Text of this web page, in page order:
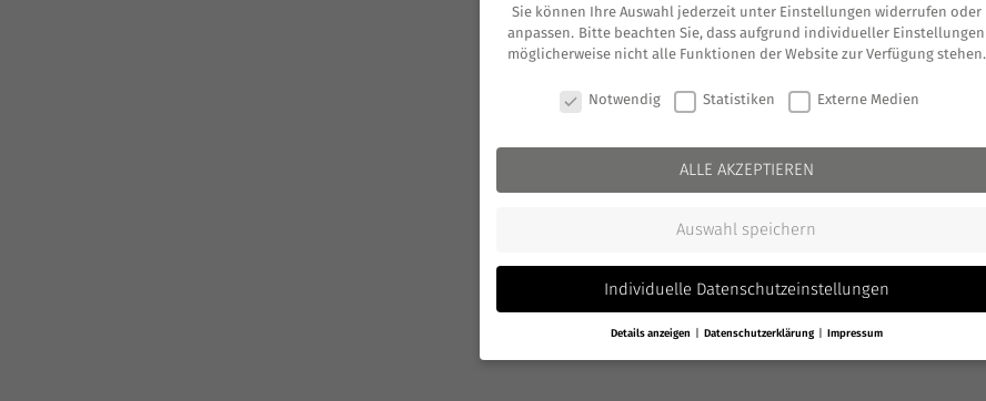
Sie können Ihre Auswahl jederzeit unter Einstellungen widerrufen oder
anpassen. Bitte beachten Sie, dass aufgrund individueller Einstellungen
möglicherweise nicht alle Funktionen der Website zur Verfügung stehen.
Notwendig
Statistiken Externe Medien
ALLE AKZEPTIEREN
Auswahl speichern
Individuelle Datenschutzeinstellungen
Details anzeigen Datenschutzerklärung Impressum